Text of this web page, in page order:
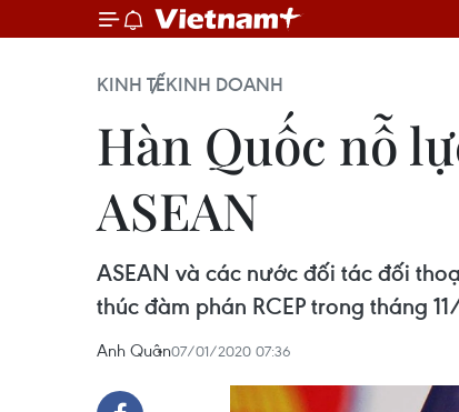
KINH TẾKINH DOANH
Hàn Quốc nỗ
ASEAN
ASEAN và các nước đối tác đối
thúc đàm phán RCEP trong tháng
Anh Quân07/01/2020 07:36